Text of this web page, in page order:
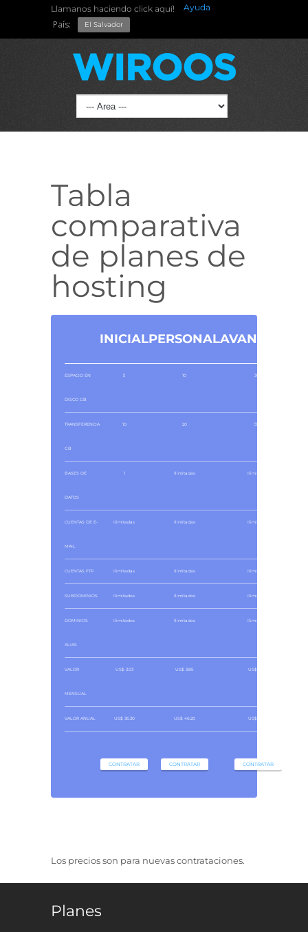
Llamanos haciendo click aquí! Ayuda
País: El Salvador
Tabla
comparativa
de planes de
hosting
INICIALPERSONALAVANZADO
ESPACIO EN
DISCO GB
5 10 300
TRANSFERENCIA
GB
10 20 550
BASES DE
DATOS
1 Ilimitadas Ilimitadas
CUENTAS DE E-
MAIL
Ilimitadas Ilimitadas Ilimitadas
CUENTAS FTP Ilimitadas Ilimitadas Ilimitadas
SUBDOMINIOS Ilimitados Ilimitados Ilimitados
DOMINIOS
ALIAS
Ilimitados Ilimitados Ilimitados
VALOR
MENSUAL
US$ 3.03 US$ 3.85 US$ 4.68
VALOR ANUAL US$ 36.30 US$ 46.20 US$ 56.10
CONTRATAR CONTRATAR CONTRATAR
Los precios son para nuevas contrataciones.
Planes